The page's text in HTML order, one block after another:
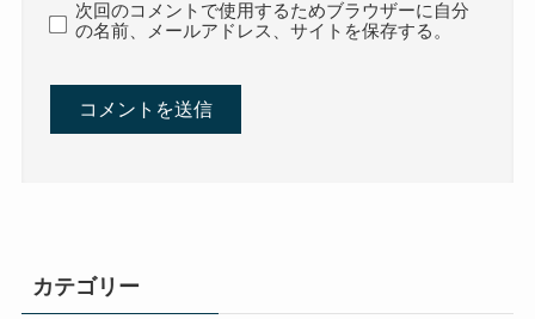
次回のコメントで使用するためブラウザーに自分
の名前、メールアドレス、サイトを保存する。
カテゴリー